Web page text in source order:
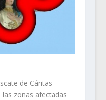
de Cáritas
zonas afectadas